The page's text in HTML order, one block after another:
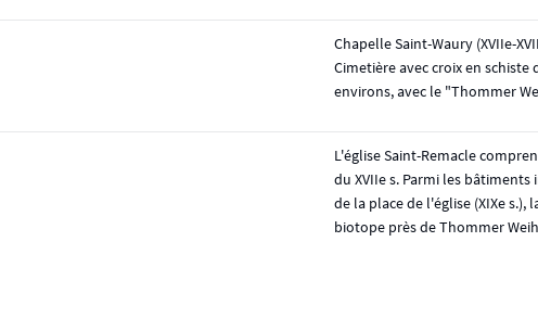
Chapelle Saint-Waury (XVIIe-
Cimetière avec croix en schiste
environs, avec le "Thommer
L'église Saint-Remacle
du XVIIe s. Parmi les
de la place de l'église (XIXe s.),
biotope près de Thommer